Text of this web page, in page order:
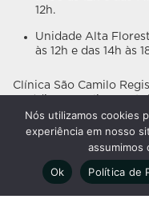
12h.
Unidade Alta
às 12h e das 14h às
Clínica São Camilo
Sobre • Exames • Corpo
Agendamento •
Nós utilizamos cookies
experiência em nosso
assumimos
Ok
Política de